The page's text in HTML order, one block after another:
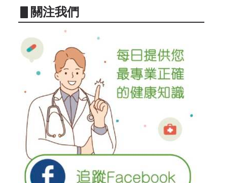
▋關注我們